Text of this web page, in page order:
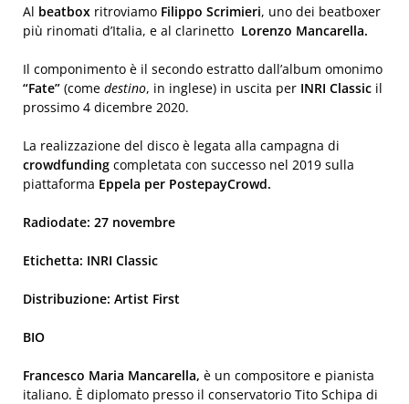
Al beatbox ritroviamo Filippo Scrimieri, uno dei beatboxer
più rinomati d’Italia, e al clarinetto Lorenzo Mancarella.
Il componimento è il secondo estratto dall’album omonimo
“Fate” (come destino, in inglese) in uscita per INRI Classic il
prossimo 4 dicembre 2020.
La realizzazione del disco è legata alla campagna di
crowdfunding completata con successo nel 2019 sulla
piattaforma Eppela per PostepayCrowd.
Radiodate: 27 novembre
Etichetta: INRI Classic
Distribuzione: Artist First
BIO
Francesco Maria Mancarella, è un compositore e pianista
italiano. È diplomato presso il conservatorio Tito Schipa di